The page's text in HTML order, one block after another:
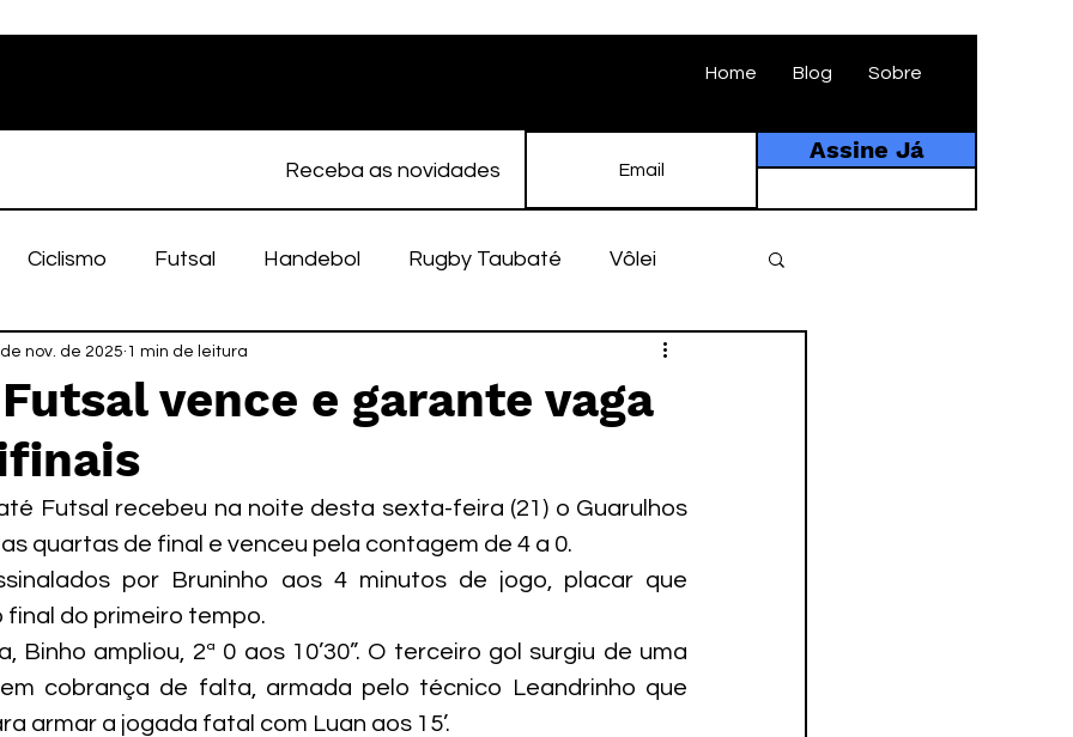
Home Blog Sobre
Receba as novidades
Assine Já
Ciclismo Futsal Handebol Rugby Taubaté Vôlei
Feminino Atletismo História
Taubaté Fut7
vence e garante vaga
nov. de 2025 1 min de leitura
Futsal recebeu na noite desta sexta-feira (21) o Guarulhos
quartas de final e venceu pela contagem de 4 a 0.
por Bruninho aos 4 minutos de jogo, placar que
do primeiro tempo.
Binho ampliou, 2ª 0 aos 10’30”. O terceiro gol surgiu de uma
cobrança de falta, armada pelo técnico Leandrinho que
armar a jogada fatal com Luan aos 15’.